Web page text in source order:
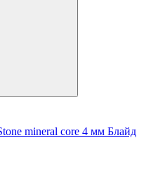
mineral core 4 мм Блайд